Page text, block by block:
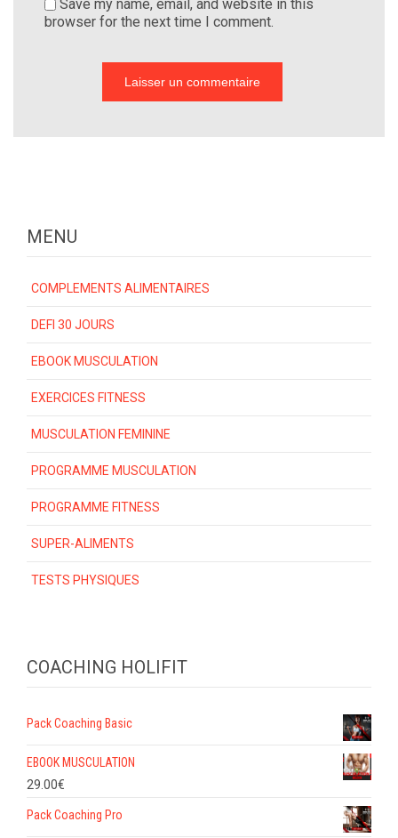
Save my name, email, and website in this
browser for the next time I comment.
MENU
COMPLEMENTS ALIMENTAIRES
DEFI 30 JOURS
EBOOK MUSCULATION
EXERCICES FITNESS
MUSCULATION FEMININE
PROGRAMME MUSCULATION
PROGRAMME FITNESS
SUPER-ALIMENTS
TESTS PHYSIQUES
COACHING HOLIFIT
Pack Coaching Basic
EBOOK MUSCULATION
29.00€
Pack Coaching Pro